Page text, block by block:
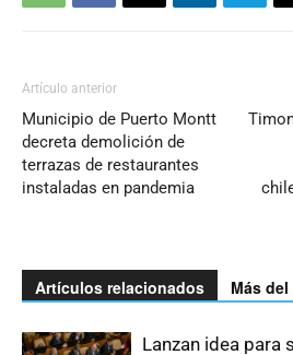
Artículo anterior
Municipio de Puerto Montt
decreta demolición de
terrazas de restaurantes
instaladas en pandemia
Artículos relacionados Más
Lanzan idea para